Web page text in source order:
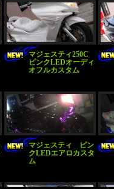
マジェスティ250C
ピンクLEDオーディ
オフルカスタム
マジェスティ ピン
クLEDエアロカスタ
ム